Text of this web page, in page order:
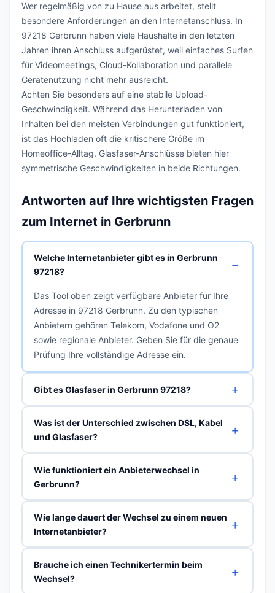
Wer regelmäßig von zu Hause aus arbeitet, stellt
besondere Anforderungen an den Internetanschluss. In
97218 Gerbrunn haben viele Haushalte in den letzten
Jahren ihren Anschluss aufgerüstet, weil einfaches Surfen
für Videomeetings, Cloud-Kollaboration und parallele
Gerätenutzung nicht mehr ausreicht.
Achten Sie besonders auf eine stabile Upload-
Geschwindigkeit. Während das Herunterladen von
Inhalten bei den meisten Verbindungen gut funktioniert,
ist das Hochladen oft die kritischere Größe im
Homeoffice-Alltag. Glasfaser-Anschlüsse bieten hier
symmetrische Geschwindigkeiten in beide Richtungen.
Antworten auf Ihre wichtigsten Fragen
zum Internet in Gerbrunn
Welche Internetanbieter gibt es in Gerbrunn
97218?
Das Tool oben zeigt verfügbare Anbieter für Ihre
Adresse in 97218 Gerbrunn. Zu den typischen
Anbietern gehören Telekom, Vodafone und O2
sowie regionale Anbieter. Geben Sie für die genaue
Prüfung Ihre vollständige Adresse ein.
Gibt es Glasfaser in Gerbrunn 97218?
Was ist der Unterschied zwischen DSL, Kabel
und Glasfaser?
Wie funktioniert ein Anbieterwechsel in
Gerbrunn?
Wie lange dauert der Wechsel zu einem neuen
Internetanbieter?
Brauche ich einen Technikertermin beim
Wechsel?